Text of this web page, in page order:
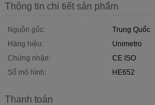
Thông tin chi tiết sản phẩm
Nguồn gốc:
Trung Quốc
Hàng hiệu:
Unimetro
Chứng nhận:
CE ISO
Số mô hình:
HE652
Thanh toán